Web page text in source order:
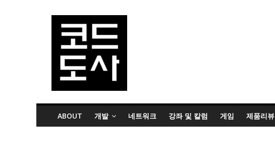
ABOUT 개발 네트워크 강좌 및 칼럼 게임 제품리뷰